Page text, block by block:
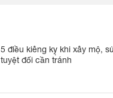
5 điều kiêng kỵ khi xây mộ,
tuyệt đối cần tránh